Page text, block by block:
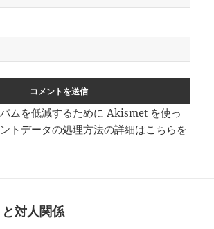
ムを低減するために Akismet を使っ
トデータの処理方法の詳細はこちらを
対人関係